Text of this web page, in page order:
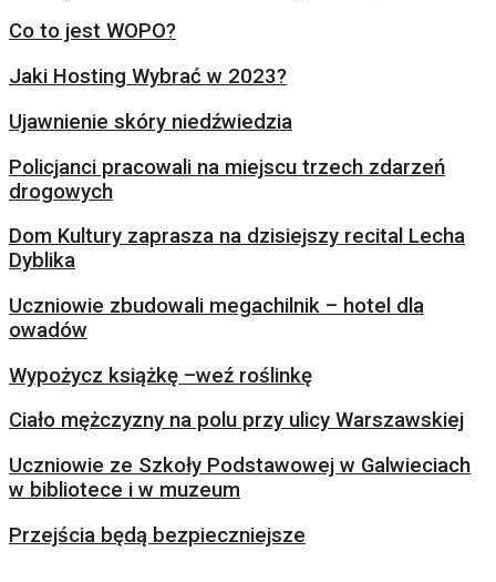
Co to jest WOPO?
Jaki Hosting Wybrać w 2023?
Ujawnienie skóry niedźwiedzia
Policjanci pracowali na miejscu trzech zdarzeń
drogowych
Dom Kultury zaprasza na dzisiejszy recital Lecha
Dyblika
Uczniowie zbudowali megachilnik – hotel dla
owadów
Wypożycz książkę –weź roślinkę
Ciało mężczyzny na polu przy ulicy Warszawskiej
Uczniowie ze Szkoły Podstawowej w Galwieciach
w bibliotece i w muzeum
Przejścia będą bezpieczniejsze